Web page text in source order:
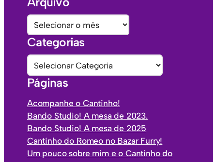
A
r
q
u
v
s
Categorias
C
a
t
e
g
o
i
Páginas
Acompanhe o Cantinho!
Bando Studio! A mesa de 2023.
Bando Studio! A mesa de 2025
Cantinho do Romeo no Bazar Furry!
Um pouco sobre mim e o Cantinho do